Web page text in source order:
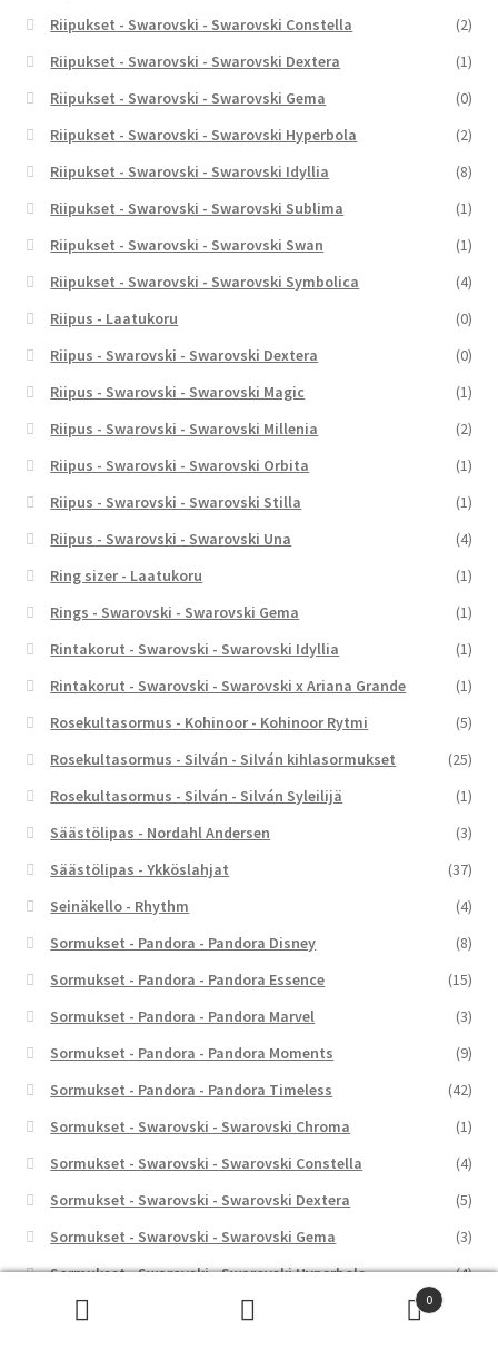
Riipukset - Swarovski - Swarovski Constella
(2)
Riipukset - Swarovski - Swarovski Dextera
(1)
Riipukset - Swarovski - Swarovski Gema
(0)
Riipukset - Swarovski - Swarovski Hyperbola
(2)
Riipukset - Swarovski - Swarovski Idyllia
(8)
Riipukset - Swarovski - Swarovski Sublima
(1)
Riipukset - Swarovski - Swarovski Swan
(1)
Riipukset - Swarovski - Swarovski Symbolica
(4)
Riipus - Laatukoru
(0)
Riipus - Swarovski - Swarovski Dextera
(0)
Riipus - Swarovski - Swarovski Magic
(1)
Riipus - Swarovski - Swarovski Millenia
(2)
Riipus - Swarovski - Swarovski Orbita
(1)
Riipus - Swarovski - Swarovski Stilla
(1)
Riipus - Swarovski - Swarovski Una
(4)
Ring sizer - Laatukoru
(1)
Rings - Swarovski - Swarovski Gema
(1)
Rintakorut - Swarovski - Swarovski Idyllia
(1)
Rintakorut - Swarovski - Swarovski x Ariana Grande
(1)
Rosekultasormus - Kohinoor - Kohinoor Rytmi
(5)
Rosekultasormus - Silván - Silván kihlasormukset
(25)
Rosekultasormus - Silván - Silván Syleilijä
(1)
Säästölipas - Nordahl Andersen
(3)
Säästölipas - Ykköslahjat
(37)
Seinäkello - Rhythm
(4)
Sormukset - Pandora - Pandora Disney
(8)
Sormukset - Pandora - Pandora Essence
(15)
Sormukset - Pandora - Pandora Marvel
(3)
Sormukset - Pandora - Pandora Moments
(9)
Sormukset - Pandora - Pandora Timeless
(42)
Sormukset - Swarovski - Swarovski Chroma
(1)
Sormukset - Swarovski - Swarovski Constella
(4)
Sormukset - Swarovski - Swarovski Dextera
(5)
Sormukset - Swarovski - Swarovski Gema
(3)
Sormukset - Swarovski - Swarovski Hyperbola
(4)
0